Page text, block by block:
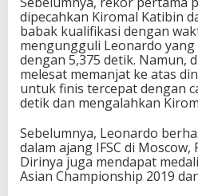
s
d
i
O
l
i
m
i
a
d
e
dipecahkan Kiromal Katibin
babak kualifikasi dengan
mengungguli Leonardo
dengan 5,375 detik. Namun,
melesat memanjat ke atas
untuk finis tercepat dengan
detik dan mengalahkan
Sebelumnya, Leonardo
dalam ajang IFSC di Moscow,
Dirinya juga mendapat
Asian Championship 2019